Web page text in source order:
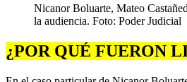
Nicanor Boluarte, Mateo
la audiencia. Foto: Poder Judicial
¿POR QUÉ FUERON